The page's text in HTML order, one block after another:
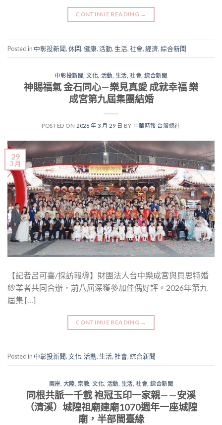
CONTINUE READING →
Posted in 中彰投新聞,休閑,健康,活動,生活,社會,經濟,綜合新聞
中彰投新聞 ,文化 活動 生活 ,社會,綜合新聞
神賜福氣 金石同心—樂見真愛 成就幸福 樂
成宮第九屆集團結婚
POSTED ON 2026 年 3 月 29 日 BY 中華時報 台灣總社
29
3 月
【記者呂可喜/採訪報導】財團法人台中樂成宮與貝思特婚
紗業者共同合辦，前八屆深獲參加佳偶好評。2026年第九
屆集 […]
CONTINUE READING →
Posted in 中彰投新聞,文化,活動,生活,社會,綜合新聞
兩岸 大陸 宗教,文化 活動 生活 社會,綜合新聞
同根共脈一千載 袍冠玉印一家親——安溪
（清溪）城隍祖廟建廟1070週年一座城隍
廟，半部閩臺緣